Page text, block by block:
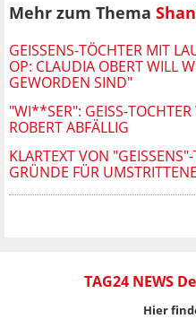
Mehr zum Thema
GEISSENS-TÖCHTER MIT
OP: CLAUDIA OBERT WILL
GEWORDEN SIND"
"WI**SER": GEISS-
ROBERT ABFÄLLIG
KLARTEXT VON
GRÜNDE FÜR
TAG24 NEWS
Hier